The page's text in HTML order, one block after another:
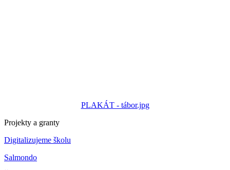
PLAKÁT - tábor.jpg
Projekty a granty
Digitalizujeme školu
Salmondo